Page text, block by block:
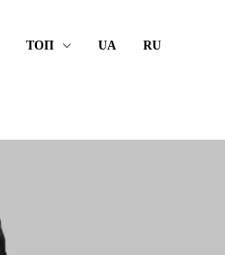
ТОП UA RU